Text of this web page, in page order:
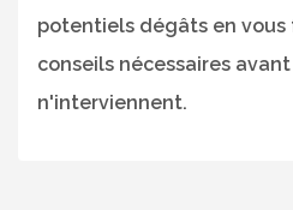
potentiels dégâts en vous
conseils nécessaires
n'interviennent.